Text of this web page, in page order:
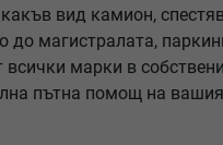
вид камион,
до магистралата,
марки в
пътна помощ на